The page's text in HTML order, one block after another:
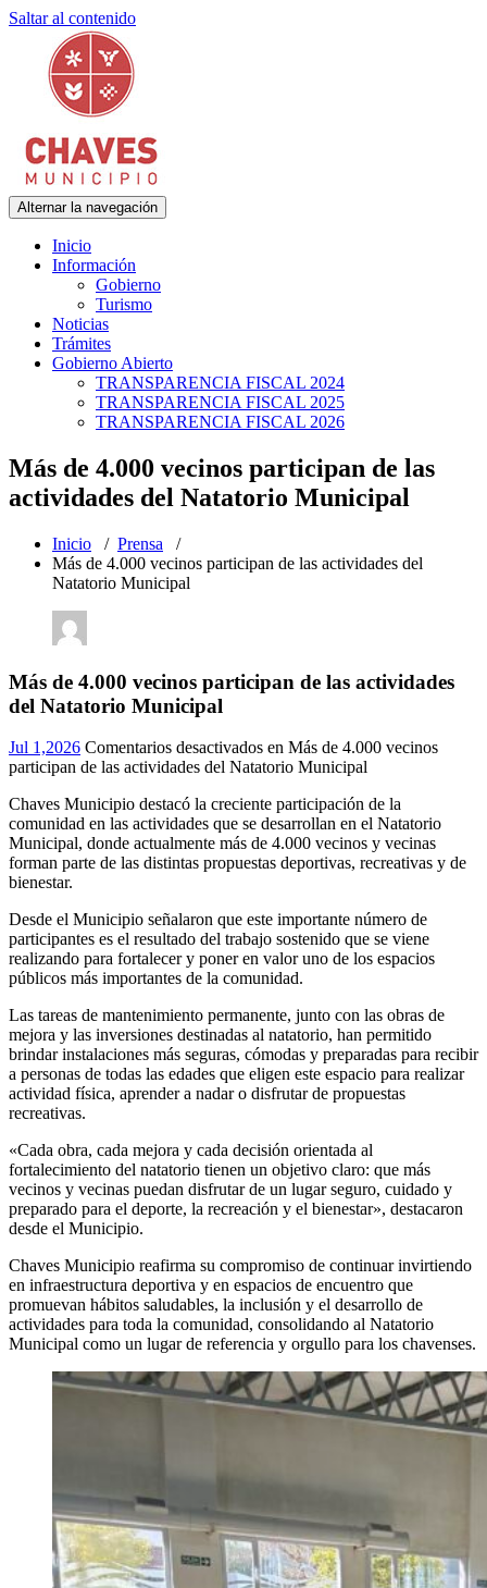
Saltar al contenido
Municipalidad de Adolfo Gonzales Chaves
Alternar la navegación
Inicio
Información
Gobierno
Turismo
Noticias
Trámites
Gobierno Abierto
TRANSPARENCIA FISCAL 2024
TRANSPARENCIA FISCAL 2025
TRANSPARENCIA FISCAL 2026
Más de 4.000 vecinos participan de las
actividades del Natatorio Municipal
Inicio / Prensa /
Más de 4.000 vecinos participan de las actividades del
Natatorio Municipal
Más de 4.000 vecinos participan de las actividades
del Natatorio Municipal
Jul 1,2026 Comentarios desactivados en Más de 4.000 vecinos
participan de las actividades del Natatorio Municipal
Chaves Municipio destacó la creciente participación de la
comunidad en las actividades que se desarrollan en el Natatorio
Municipal, donde actualmente más de 4.000 vecinos y vecinas
forman parte de las distintas propuestas deportivas, recreativas y de
bienestar.
Desde el Municipio señalaron que este importante número de
participantes es el resultado del trabajo sostenido que se viene
realizando para fortalecer y poner en valor uno de los espacios
públicos más importantes de la comunidad.
Las tareas de mantenimiento permanente, junto con las obras de
mejora y las inversiones destinadas al natatorio, han permitido
brindar instalaciones más seguras, cómodas y preparadas para recibir
a personas de todas las edades que eligen este espacio para realizar
actividad física, aprender a nadar o disfrutar de propuestas
recreativas.
«Cada obra, cada mejora y cada decisión orientada al
fortalecimiento del natatorio tienen un objetivo claro: que más
vecinos y vecinas puedan disfrutar de un lugar seguro, cuidado y
preparado para el deporte, la recreación y el bienestar», destacaron
desde el Municipio.
Chaves Municipio reafirma su compromiso de continuar invirtiendo
en infraestructura deportiva y en espacios de encuentro que
promuevan hábitos saludables, la inclusión y el desarrollo de
actividades para toda la comunidad, consolidando al Natatorio
Municipal como un lugar de referencia y orgullo para los chavenses.